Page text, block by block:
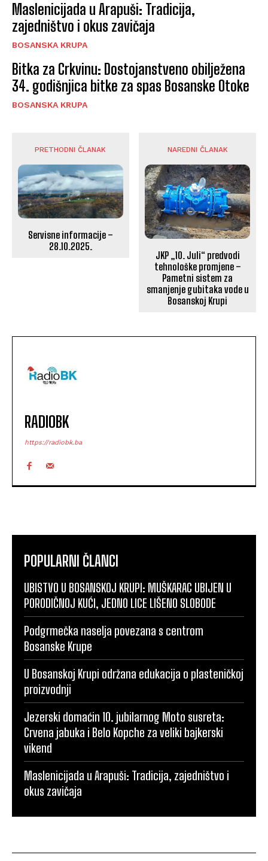
Maslenicijada u Arapuši: Tradicija,
zajedništvo i okus zavičaja
BOSANSKA KRUPA
Bitka za Crkvinu: Dostojanstveno obilježena
34. godišnjica bitke za spas Bosanske Otoke
BOSANSKA KRUPA
PRETHODNI ČLANAK
Servisne informacije –
28.10.2025.
NAREDNI ČLANAK
JKP „10. Juli“ predvodi
tehnološke promjene –
Pametni sistem za
smanjenje gubitaka vode u
Bosanskoj Krupi
RADIOBK
https://radiobk.ba
POPULARNI ČLANCI
UBISTVO U BOSANSKOJ KRUPI: MUŠKARAC UBIJEN U
PORODIČNOJ KUĆI, JEDNO LICE LIŠENO SLOBODE
Podgrmečka naselja povezana s centrom
Bosanske Krupe
U Bosanskoj Krupi održana edukacija o plasteničkoj
proizvodnji
Jezerski domaćin 10. jubilarnog Moto susreta:
Crvena jabuka i Belo Kopche za veliki bajkerski
vikend
Maslenicijada u Arapuši: Tradicija, zajedništvo i
okus zavičaja